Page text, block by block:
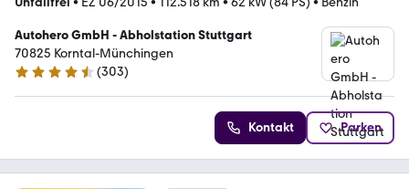
Autohero GmbH - Abholstation Stuttgart
70825 Korntal-Münchingen
4.4 Sterne
(303)
Kontakt Parken